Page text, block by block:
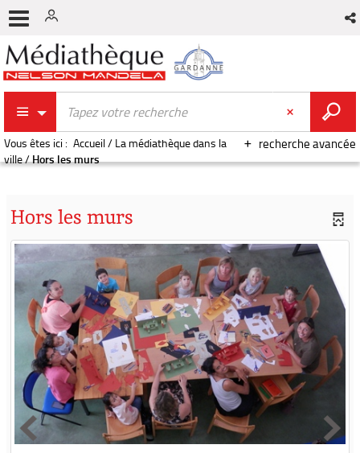
recherche avancée
Vous êtes ici : Accueil/ La médiathèque dans la
ville/Hors les murs
Hors les murs